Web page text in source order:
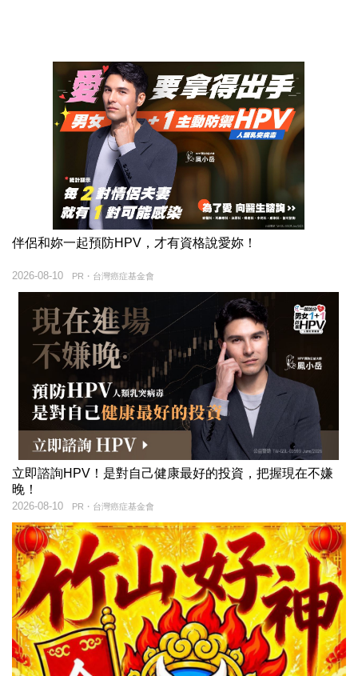
伴侶和妳一起預防HPV，才有資格說愛妳！
PR・台灣癌症基金會
2026-08-10
立即諮詢HPV！是對自己健康最好的投資，把握現在不嫌
晚！
PR・台灣癌症基金會
2026-08-10